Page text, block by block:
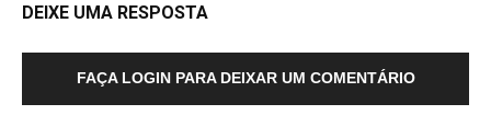
DEIXE UMA RESPOSTA
FAÇA LOGIN PARA DEIXAR UM COMENTÁRIO